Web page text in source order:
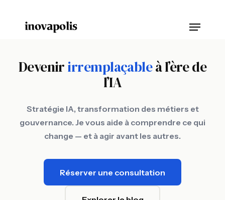
Menu
Devenirirremplaçableà l’ère de
l’IA
Stratégie IA, transformation des métiers et
gouvernance. Je vous aide à comprendre ce qui
change — et à agir avant les autres.
Réserver une consultation